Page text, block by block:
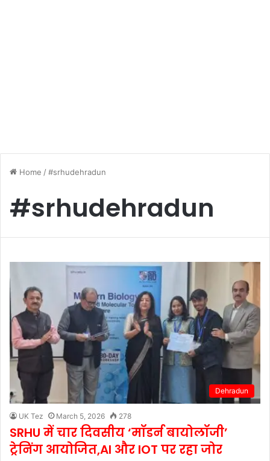
Home /#srhudehradun
#srhudehradun
Dehradun
UK Tez March 5, 2026 278
SRHU में चार दिवसीय ‘मॉडर्न बायोलॉजी’
ट्रेनिंग आयोजित,AI और IOT पर रहा जोर